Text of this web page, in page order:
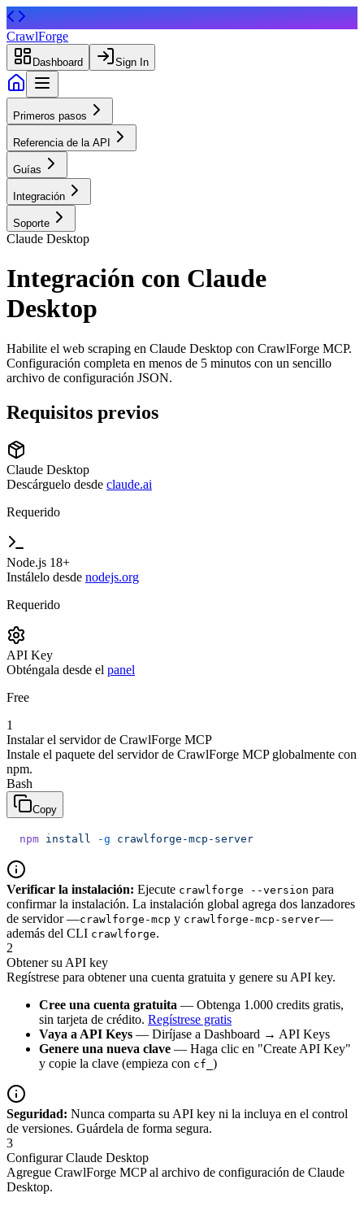
CrawlForge
Dashboard Sign In
Primeros pasos
Referencia de la API
Guías
Integración
Soporte
Claude Desktop
Integración con Claude
Desktop
Habilite el web scraping en Claude Desktop con CrawlForge MCP.
Configuración completa en menos de 5 minutos con un sencillo
archivo de configuración JSON.
Requisitos previos
Claude Desktop
Descárguelo desde claude.ai
Requerido
Node.js 18+
Instálelo desde nodejs.org
Requerido
API Key
Obténgala desde el panel
Free
1
Instalar el servidor de CrawlForge MCP
Instale el paquete del servidor de CrawlForge MCP globalmente con
npm.
Bash
Copy
npm install -g crawlforge-mcp-server
Verificar la instalación: Ejecute crawlforge --version para
confirmar la instalación. La instalación global agrega dos lanzadores
de servidor —crawlforge-mcp y crawlforge-mcp-server—
además del CLI crawlforge.
2
Obtener su API key
Regístrese para obtener una cuenta gratuita y genere su API key.
Cree una cuenta gratuita — Obtenga 1.000 credits gratis,
sin tarjeta de crédito. Regístrese gratis
Vaya a API Keys — Diríjase a Dashboard → API Keys
Genere una nueva clave — Haga clic en "Create API Key"
y copie la clave (empieza con cf_ )
Seguridad: Nunca comparta su API key ni la incluya en el control
de versiones. Guárdela de forma segura.
3
Configurar Claude Desktop
Agregue CrawlForge MCP al archivo de configuración de Claude
Desktop.